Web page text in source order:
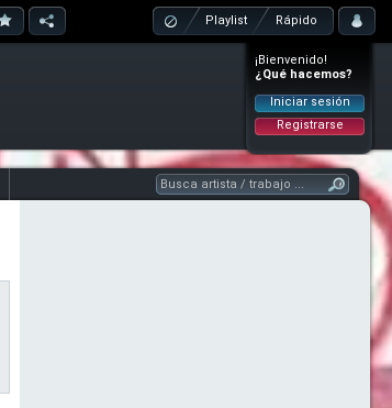
Playlist Rápido
¡Bienvenido!
¿Qué hacemos?
Iniciar sesión
Registrarse